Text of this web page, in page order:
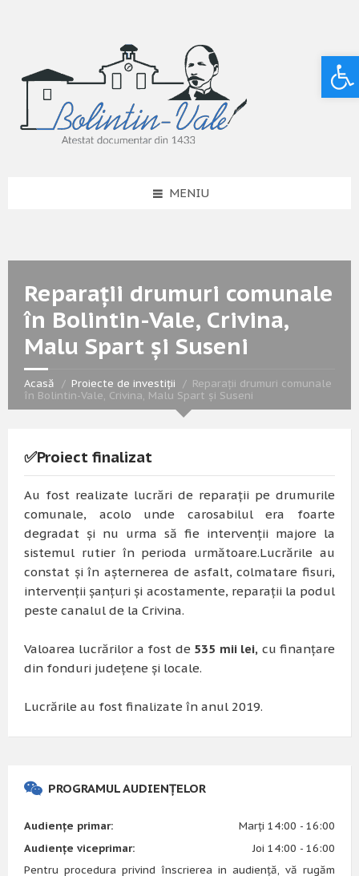
MENIU
Reparații drumuri comunale
în Bolintin-Vale, Crivina,
Malu Spart și Suseni
Acasă Proiecte de investiții
Reparații drumuri comunale
în Bolintin-Vale, Crivina, Malu Spart și Suseni
✅Proiect finalizat
Au fost realizate lucrări de reparații pe drumurile
comunale, acolo unde carosabilul era foarte
degradat și nu urma să fie intervenții majore la
sistemul rutier în perioda următoare.Lucrările au
constat și în așternerea de asfalt, colmatare fisuri,
intervenții șanțuri și acostamente, reparații la podul
peste canalul de la Crivina.
Valoarea lucrărilor a fost de 535 mii lei, cu finanțare
din fonduri județene și locale.
Lucrările au fost finalizate în anul 2019.
PROGRAMUL AUDIENȚELOR
Audiențe primar:
Marți 14:00 - 16:00
Audiențe viceprimar:
Joi 14:00 - 16:00
Pentru procedura privind înscrierea in audiență, vă rugăm
Deschide bara de unelte